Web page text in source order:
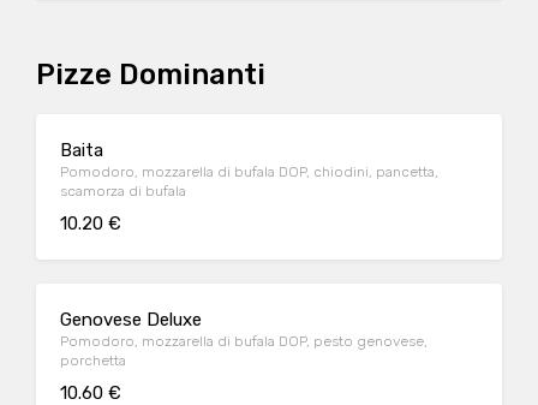
Pizze Dominanti
Baita
Pomodoro, mozzarella di bufala DOP, chiodini, pancetta,
scamorza di bufala
10.20 €
Genovese Deluxe
Pomodoro, mozzarella di bufala DOP, pesto genovese,
porchetta
10.60 €